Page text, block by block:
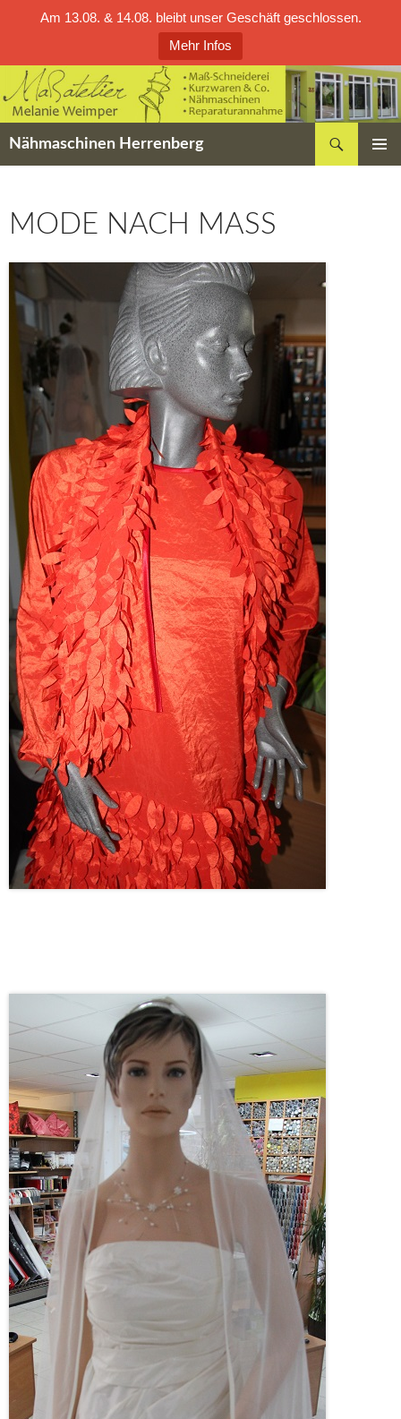
Am 13.08. & 14.08. bleibt unser Geschäft geschlossen.
Mehr Infos
Zum
Inhalt
springen
Nähmaschinen Herrenberg
MODE NACH MASS